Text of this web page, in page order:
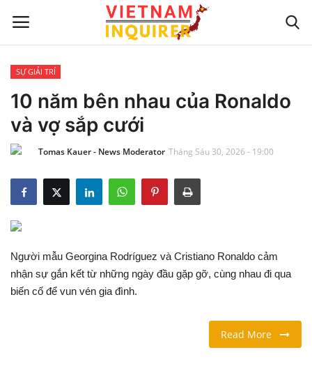
Trang chủ
Liên hệ
CẬP NHẬT
CÔNG NGHỆ
SỰ GIẢI TRÍ
10 năm bên nhau của Ronaldo
và vợ sắp cưới
Tomas Kauer - News Moderator Tháng Sáu 30, 2026 - 19:00
Người mẫu Georgina Rodríguez và Cristiano Ronaldo cảm
nhận sự gắn kết từ những ngày đầu gặp gỡ, cùng nhau đi qua
biến cố để vun vén gia đình.
Read More